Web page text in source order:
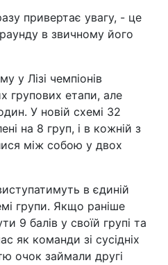
привертає увагу, - це
в звичному його
у Лізі чемпіонів
групових етапи, але
У новій схемі 32
на 8 груп, і в кожній з
між собою у двох
в єдиній
групи. Якщо раніше
9 балів у своїй групі та
як команди зі сусідніх
очок займали другі